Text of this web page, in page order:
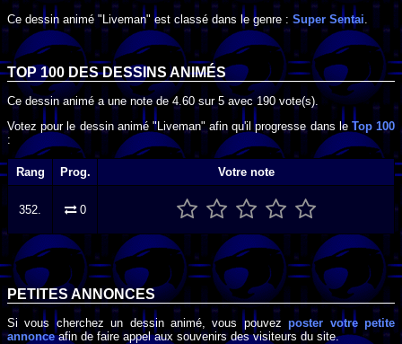
Ce dessin animé "Liveman" est classé dans le genre : Super Sentai
TOP 100 DESDESSINS ANIMÉS
Ce dessin animé a une note de4.60 sur 5 avec 190 vote(s).
Votez pour le dessin animé "Liveman" afin qu'il progresse dans le Top 100
:
Rang Prog. Votre note
352. 0
PETITES ANNONCES
Si vous cherchez un dessin animé, vous pouvezposter votre petite
annonceafin de faire appel aux souvenirs des visiteurs du site.